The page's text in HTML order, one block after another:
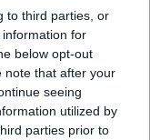
to third parties, or
for
below opt-out
note that after your
seeing
utilized by
parties prior to
Vulcano
con la robotica
al San Donato